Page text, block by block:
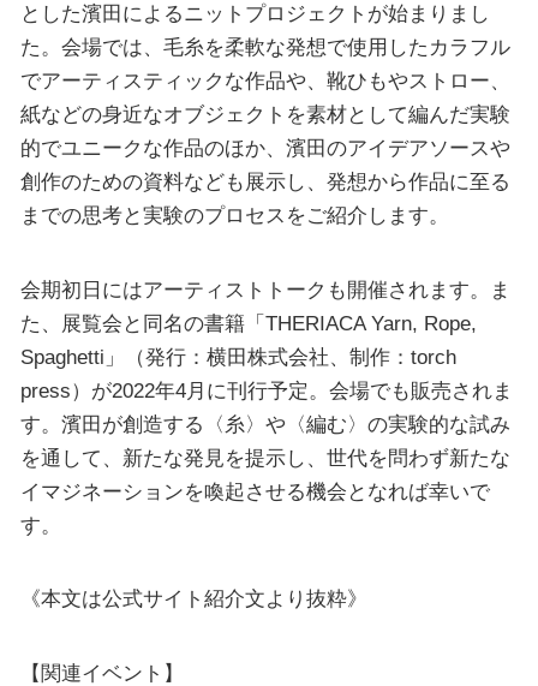
とした濱田によるニットプロジェクトが始まりまし
た。会場では、毛糸を柔軟な発想で使用したカラフル
でアーティスティックな作品や、靴ひもやストロー、
紙などの身近なオブジェクトを素材として編んだ実験
的でユニークな作品のほか、濱田のアイデアソースや
創作のための資料なども展示し、発想から作品に至る
までの思考と実験のプロセスをご紹介します。
会期初日にはアーティストトークも開催されます。ま
た、展覧会と同名の書籍「THERIACA Yarn, Rope,
Spaghetti」（発行：横田株式会社、制作：torch
press）が2022年4月に刊行予定。会場でも販売されま
す。濱田が創造する〈糸〉や〈編む〉の実験的な試み
を通して、新たな発見を提示し、世代を問わず新たな
イマジネーションを喚起させる機会となれば幸いで
す。
《本文は公式サイト紹介文より抜粋》
【関連イベント】